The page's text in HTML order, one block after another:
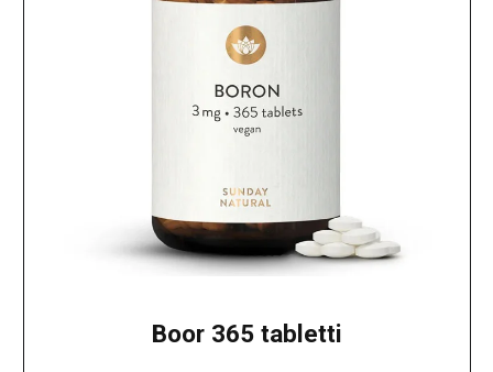
Boor 365 tabletti